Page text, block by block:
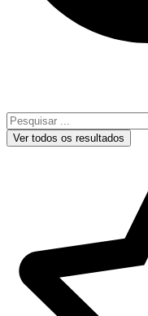
Ver todos os resultados